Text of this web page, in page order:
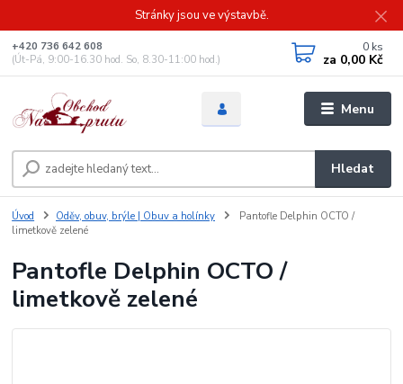
Stránky jsou ve výstavbě.
Menu
Hledat
+420 736 642 608
(Út-Pá, 9:00-16.30 hod. So, 8.30-11:00 hod.)
0 ks
za 0,00 Kč
Úvod Oděv, obuv, brýle | Obuv a holínky
Pantofle Delphin OCTO /
limetkově zelené
Pantofle Delphin OCTO /
limetkově zelené